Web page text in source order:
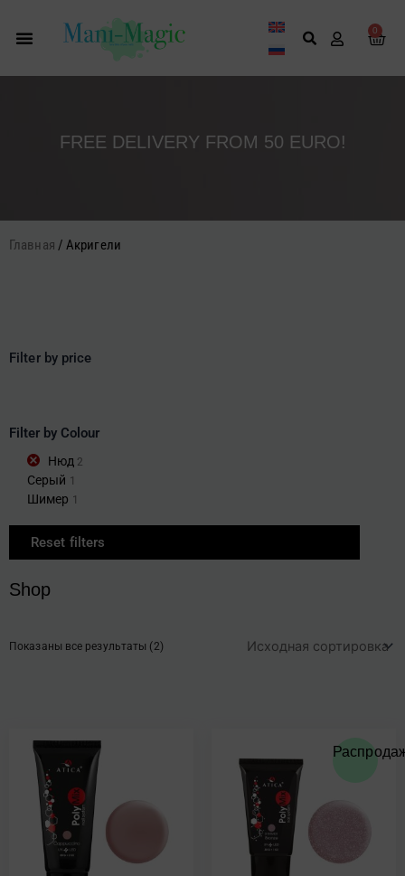
содержимому
0
FREE DELIVERY FROM 50 EURO!
Главная / Акригели
Filter by price
Filter by Colour
Нюд 2
Серый 1
Шимер 1
Reset filters
Shop
Показаны все результаты (2)
цена
€14.50.
цена: